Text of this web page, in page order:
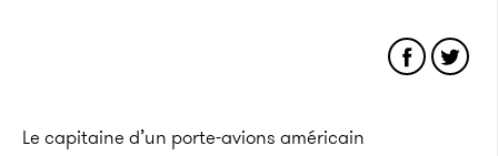
Le capitaine d’un porte-avions américain